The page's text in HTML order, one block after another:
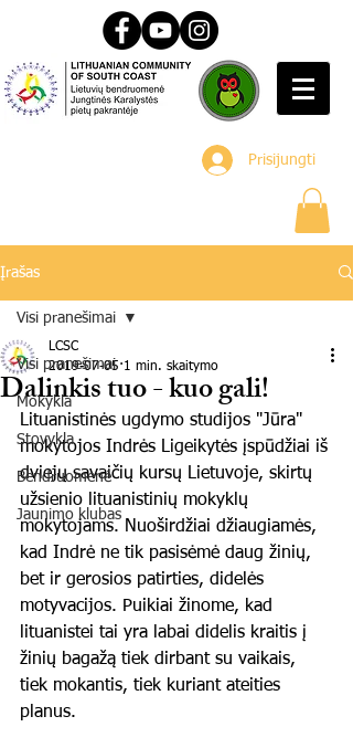
Prisijungti
Įrašas
Visi pranešimai
Mokykla
Stovykla
Bendruomenė
Jaunimo klubas
Visi pranešimai
Dalinkis tuo - kuo gali!
LCSC
2019-07-05 1 min. skaitymo
Lituanistinės ugdymo studijos "Jūra"
mokytojos Indrės Ligeikytės įspūdžiai iš
dviejų savaičių kursų Lietuvoje, skirtų
užsienio lituanistinių mokyklų
mokytojams. Nuoširdžiai džiaugiamės,
kad Indrė ne tik pasisėmė daug žinių,
bet ir gerosios patirties, didelės
motyvacijos. Puikiai žinome, kad
lituanistei tai yra labai didelis kraitis į
žinių bagažą tiek dirbant su vaikais,
tiek mokantis, tiek kuriant ateities
planus.